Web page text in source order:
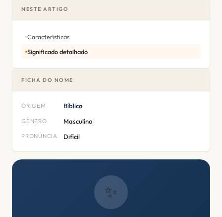
NESTE ARTIGO
Características
Significado detalhado
FICHA DO NOME
ORIGEM Bíblica
GÊNERO Masculino
PRONÚNCIA Difícil
✨